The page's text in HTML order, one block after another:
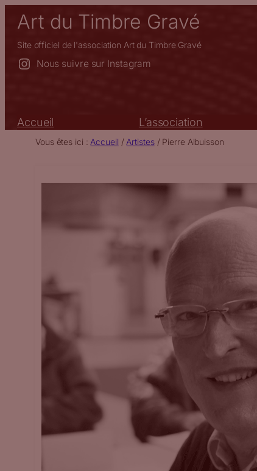
Aller
contenu
Art du Timbre Gravé
Site officiel de l'association Art du Timbre Gravé
Nous suivre sur Instagram
Accueil L’association
Vous êtes ici : Accueil / Artistes/ Pierre Albuisson